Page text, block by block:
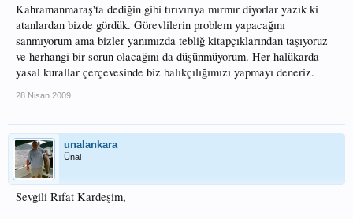
Kahramanmaraş'ta dediğin gibi tırıvırıya mırmır diyorlar yazık ki
atanlardan bizde gördük. Görevlilerin problem yapacağını
sanmıyorum ama bizler yanımızda tebliğ kitapçıklarından taşıyoruz
ve herhangi bir sorun olacağını da düşünmüyorum. Her halükarda
yasal kurallar çerçevesinde biz balıkçılığımızı yapmayı deneriz.
28 Nisan 2009
unalankara
Ünal
Sevgili Rıfat Kardeşim,